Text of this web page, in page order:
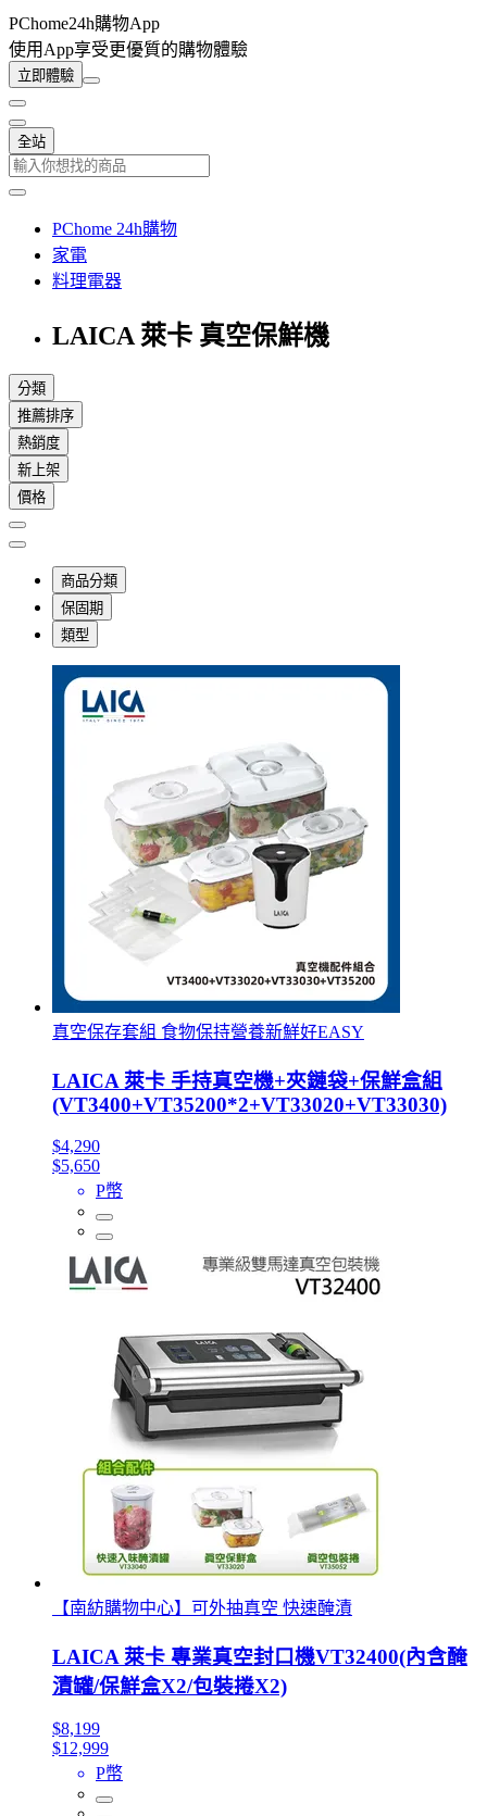
PChome24h購物App
使用App享受更優質的購物體驗
立即體驗
全站
PChome 24h購物
家電
料理電器
LAICA 萊卡 真空保鮮機
分類
推薦排序
熱銷度
新上架
價格
商品分類
保固期
類型
真空保存套組 食物保持營養新鮮好EASY
LAICA 萊卡 手持真空機+夾鏈袋+保鮮盒組
(VT3400+VT35200*2+VT33020+VT33030)
$4,290
$5,650
P幣
【南紡購物中心】可外抽真空 快速醃漬
LAICA 萊卡 專業真空封口機VT32400(內含醃
漬罐/保鮮盒X2/包裝捲X2)
$8,199
$12,999
P幣